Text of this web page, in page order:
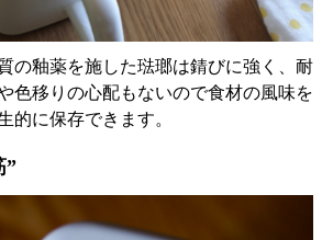
の釉薬を施した琺瑯は錆びに強く、耐
色移りの心配もないので食材の風味を
的に保存できます。
”